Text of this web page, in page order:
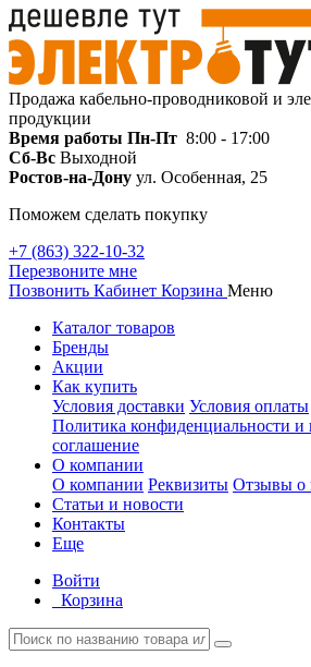
Продажа кабельно-проводниковой и
продукции
Время работы Пн-Пт 8:00 - 17:00
Сб-Вс Выходной
Ростов-на-Дону ул. Особенная, 25
Поможем сделать покупку
+7 (863) 322-10-32
Перезвоните мне
Позвонить Кабинет Корзина Меню
Каталог товаров
Бренды
Акции
Как купить
Условия доставки Условия оплаты
Политика конфиденциальности и
соглашение
О компании
О компании Реквизиты Отзывы о
Статьи и новости
Контакты
Еще
Войти
Корзина